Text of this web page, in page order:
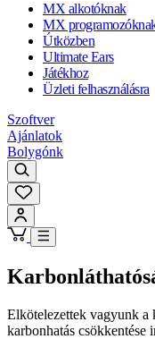
MX alkotóknak
MX
Útközben
Ultimate Ears
Játékhoz
Üzleti felhasználásra
Szoftver
Ajánlatok
Bolygónk
Elkötelezettek vagyunk a
karbonhatás csökkentése